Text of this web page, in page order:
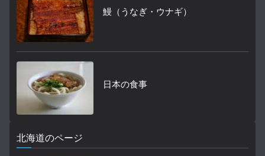
鰻（うなぎ・ウナギ）
日本の食事
北海道のページ